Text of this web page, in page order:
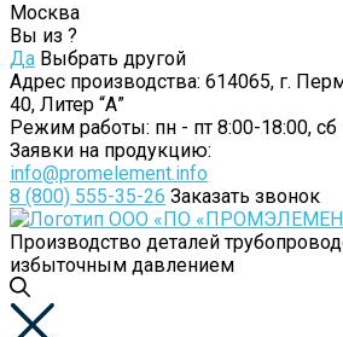
Москва
Вы из ?
Да Выбрать другой
Адрес производства: 614065, г.
40, Литер “А”
Режим работы: пн - пт 8:00-18:00,
Заявки на продукцию:
info@promelement.info
8 (800) 555-35-26 Заказать звонок
Производство деталей
избыточным давлением